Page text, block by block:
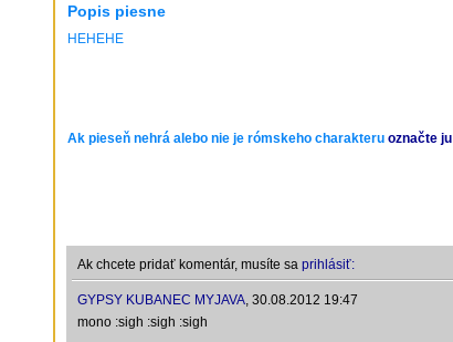
Popis piesne
HEHEHE
Ak pieseň nehrá alebo nie je rómskeho charakteru označte ju
Ak chcete pridať komentár, musíte sa prihlásiť:
GYPSY KUBANEC MYJAVA, 30.08.2012 19:47
mono :sigh :sigh :sigh